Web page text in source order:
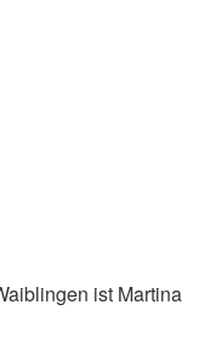
ist Martina